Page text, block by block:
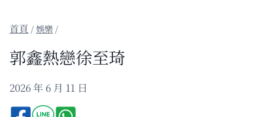
/娛樂 /
郭鑫熱戀徐至琦
2026 年 6 月 11 日